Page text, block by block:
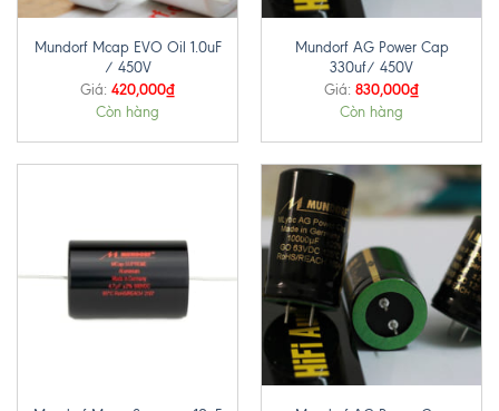
Mundorf Mcap EVO Oil 1.0uF
/ 450V
Giá: 420,000₫
Còn hàng
Mundorf AG Power Cap
330uf/ 450V
Giá: 830,000₫
Còn hàng